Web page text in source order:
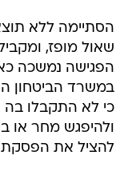
הסתיימה ללא
שאול מופז,
הפגישה נמשכה
במשרד הביטחון
כי לא התקבלו בה
ולהיפגש מחר או
להציל את